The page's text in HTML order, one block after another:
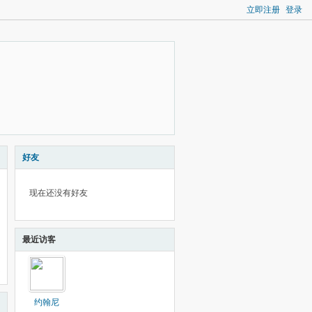
立即注册 登录
好友
现在还没有好友
最近访客
约翰尼